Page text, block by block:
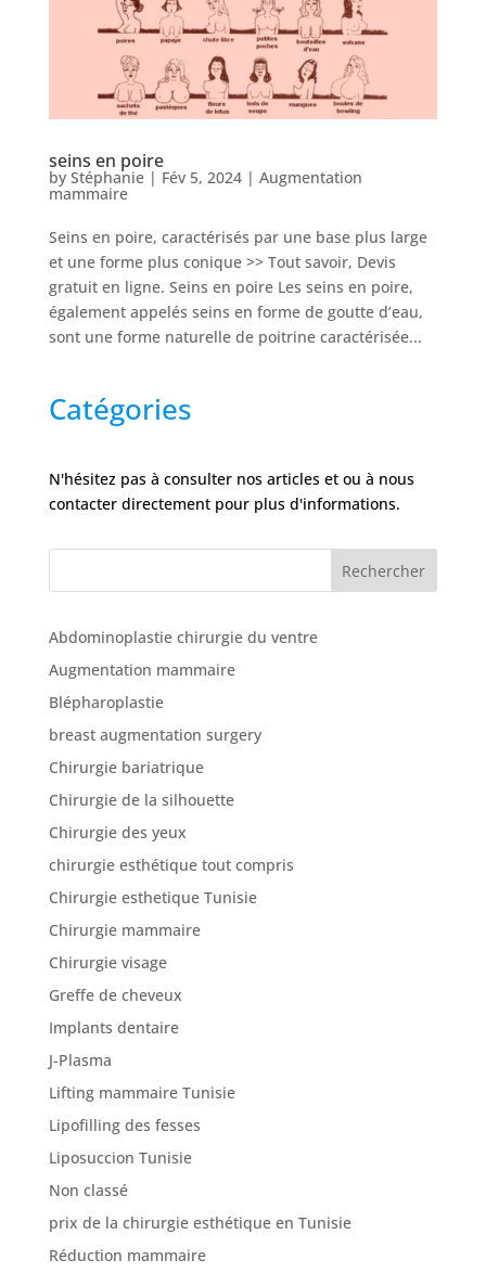
seins en poire
by Stéphanie| Fév 5, 2024| Augmentation
mammaire
Seins en poire, caractérisés par une base plus large
et une forme plus conique >> Tout savoir, Devis
gratuit en ligne. Seins en poire Les seins en poire,
également appelés seins en forme de goutte d’eau,
sont une forme naturelle de poitrine caractérisée...
Catégories
N'hésitez pas à consulter nos articles et ou à nous
contacter directement pour plus d'informations.
Rechercher
Abdominoplastie chirurgie du ventre
Augmentation mammaire
Blépharoplastie
breast augmentation surgery
Chirurgie bariatrique
Chirurgie de la silhouette
Chirurgie des yeux
chirurgie esthétique tout compris
Chirurgie esthetique Tunisie
Chirurgie mammaire
Chirurgie visage
Greffe de cheveux
Implants dentaire
J-Plasma
Lifting mammaire Tunisie
Lipofilling des fesses
Liposuccion Tunisie
Non classé
prix de la chirurgie esthétique en Tunisie
Réduction mammaire